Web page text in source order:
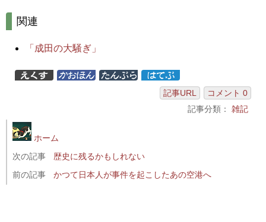
関連
「成田の大騒ぎ」
記事URL
コメント 0
記事分類： 雑記
ホーム
次の記事
歴史に残るかもしれない
前の記事
かつて日本人が事件を起こしたあの空港へ